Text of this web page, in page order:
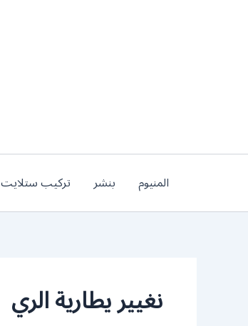
المنيوم بنشر تركيب ستلايت
نغيير يطارية الري